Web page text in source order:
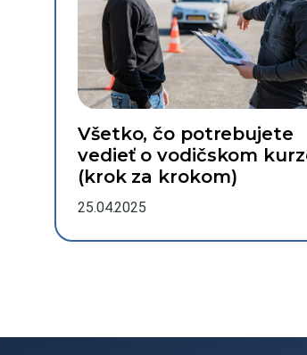
Všetko, čo potrebujete
vedieť o vodičskom
(krok za krokom)
25.04.2025